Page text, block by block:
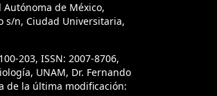
de México,
s/n, Ciudad Universitaria,
203, ISSN: 2007-8706,
UNAM, Dr. Fernando
de la última modificación: